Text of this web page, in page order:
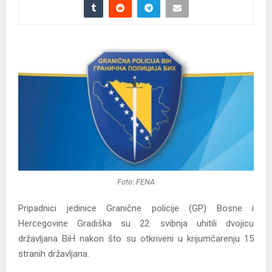
Foto: FENA
Pripadnici jedinice Granične policije (GP) Bosne i
Hercegovine Gradiška su 22. svibnja uhitili dvojicu
državljana BiH nakon što su otkriveni u krijumčarenju 15
stranih državljana.